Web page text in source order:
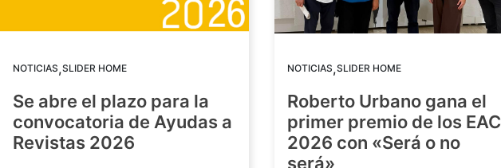
NOTICIAS,SLIDER HOME
Se abre el plazo para la
convocatoria de Ayudas a
Revistas 2026
NOTICIAS,SLIDER HOME
Roberto Urbano gana el
primer premio de los EAC
2026 con «Será o no
será»